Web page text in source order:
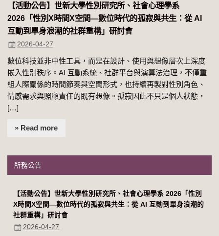
【活動公告】世新大學性別研究所、社會心理學系
2026「性別Χ時間Χ空間—數位時代的孤寂與共生：從 AI
互動到單身浪潮的社群重構」研討會
2026-04-27
數位科技並非中性工具，而是在設計、使用與想像層次上深度
嵌入性別秩序。AI 互動系統、社群平台與演算法治理，不僅重
組人際關係的時間節奏與空間形式，也持續再製對性別角色、
情感需求與照顧責任的既有想像。孤寂因此不只是個人狀態，
[…]
» Read more
所務公告
【活動公告】世新大學性別研究所、社會心理學系 2026「性別
Χ時間Χ空間—數位時代的孤寂與共生：從 AI 互動到單身浪潮的
社群重構」研討會
2026-04-27